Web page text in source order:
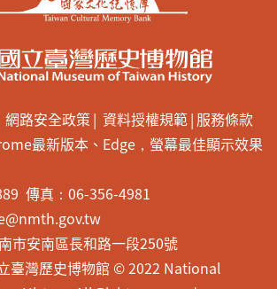
網路安全政策 資料授權規範 服務條款
最新版本、Edge，螢幕最佳顯示效果
傳真：06-356-4981
市安南區長和路一段250號
臺灣歷史博物館 © 2022 National